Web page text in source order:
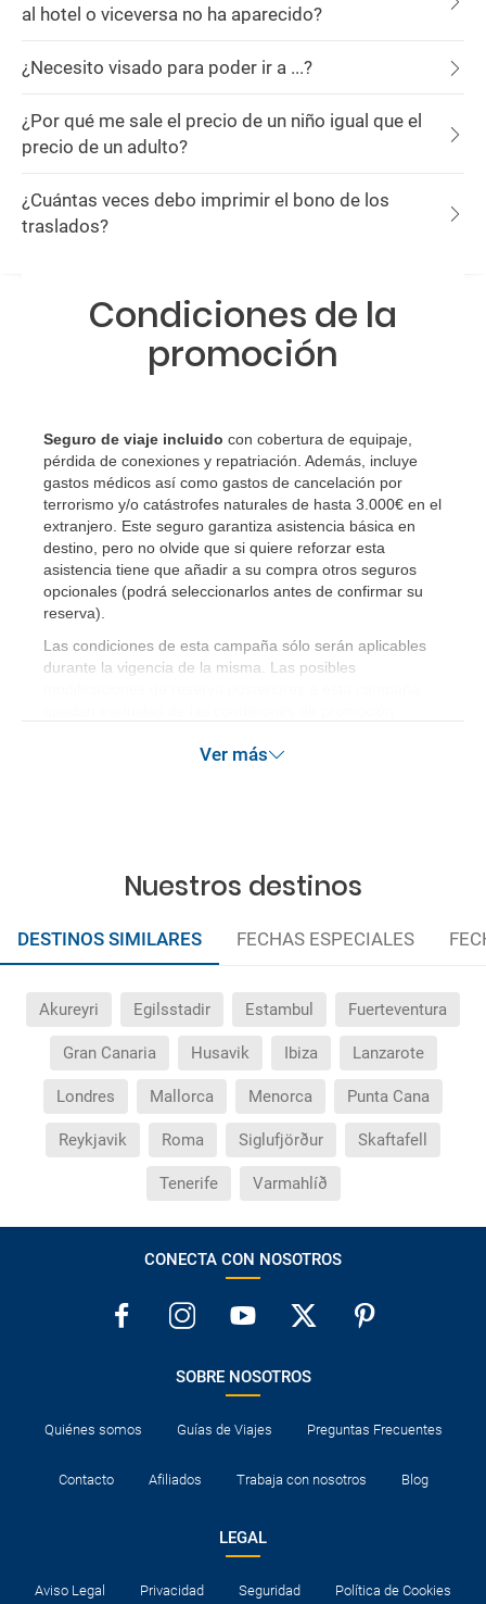
al hotel o viceversa no ha aparecido?
¿Necesito visado para poder ir a ...?
¿Por qué me sale el precio de un niño igual que el
precio de un adulto?
¿Cuántas veces debo imprimir el bono de los
traslados?
Condiciones de la
promoción
Seguro de viaje incluido con cobertura de equipaje,
pérdida de conexiones y repatriación. Además, incluye
gastos médicos así como gastos de cancelación por
terrorismo y/o catástrofes naturales de hasta 3.000€ en el
extranjero. Este seguro garantiza asistencia básica en
destino, pero no olvide que si quiere reforzar esta
asistencia tiene que añadir a su compra otros seguros
opcionales (podrá seleccionarlos antes de confirmar su
reserva)
Las condiciones de esta campaña sólo serán aplicables
durante la vigencia de la misma. Las posibles
Ver más
Nuestros destinos
DESTINOS SIMILARES FECHAS ESPECIALES
Akureyri Egilsstadir Estambul Fuerteventura
Gran Canaria Husavik Ibiza Lanzarote
Londres Mallorca Menorca Punta Cana
Reykjavik Roma Siglufjörður Skaftafell
Tenerife Varmahlíð
CONECTA CON NOSOTROS
SOBRE NOSOTROS
Quiénes somos Guías de Viajes Preguntas Frecuentes
Contacto Afiliados Trabaja con nosotros Blog
LEGAL
Aviso Legal Privacidad Seguridad Política de Cookies